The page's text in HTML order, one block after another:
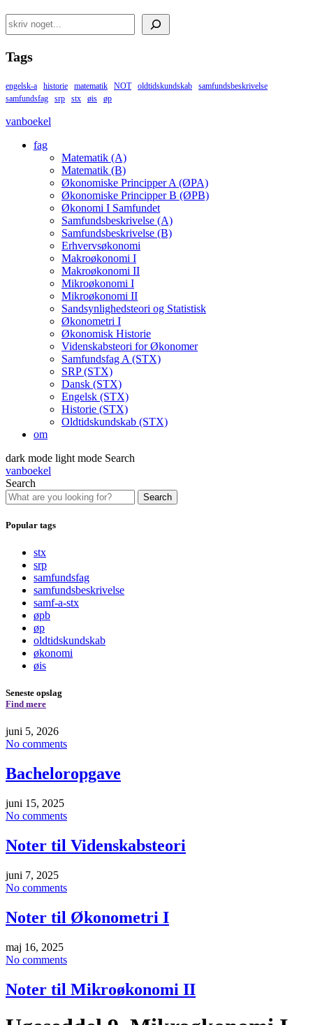
Search
Tags
engelsk-a historie matematik NOT oldtidskundskab
samfundsbeskrivelse
samfundsfag
srp stx øis øp
vanboekel
fag
Matematik (A)
Matematik (B)
Økonomiske Principper A (ØPA)
Økonomiske Principper B (ØPB)
Økonomi I Samfundet
Samfundsbeskrivelse (A)
Samfundsbeskrivelse (B)
Erhvervsøkonomi
Makroøkonomi I
Makroøkonomi II
Mikroøkonomi I
Mikroøkonomi II
Sandsynlighedsteori og Statistisk
Økonometri I
Økonomisk Historie
Videnskabsteori for Økonomer
Samfundsfag A (STX)
SRP (STX)
Dansk (STX)
Engelsk (STX)
Historie (STX)
Oldtidskundskab (STX)
om
dark mode light mode Search
vanboekel
Search
Search
Popular tags
stx
srp
samfundsfag
samfundsbeskrivelse
samf-a-stx
øpb
øp
oldtidskundskab
økonomi
øis
Seneste opslag
Find mere
juni 5, 2026
No comments
Bacheloropgave
juni 15, 2025
No comments
Noter til Videnskabsteori
juni 7, 2025
No comments
Noter til Økonometri I
maj 16, 2025
No comments
Noter til Mikroøkonomi II